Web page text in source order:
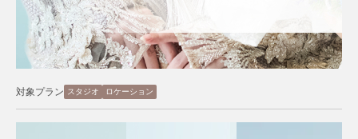
対象プラン スタジオ ロケーション